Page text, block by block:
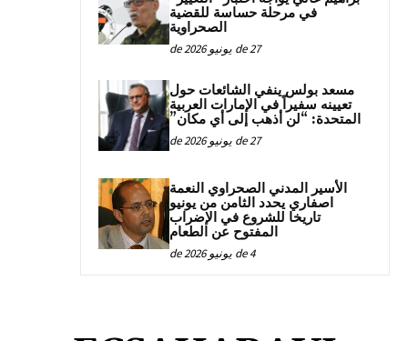
في مرحلة حساسة للقضية
الصحراوية
27 de يونيو de 2026
مسعد بولس ينفي الشائعات حول
تعيينه سفيراً في الإمارات العربية
المتحدة: “لن أذهب إلى أي مكان”
27 de يونيو de 2026
الأسير المدني الصحراوي النعمة
اصفاري يحدد الثامن من يونيو
تاريخا للشروع في الإضراب
المفتوح عن الطعام
4 de يونيو de 2026